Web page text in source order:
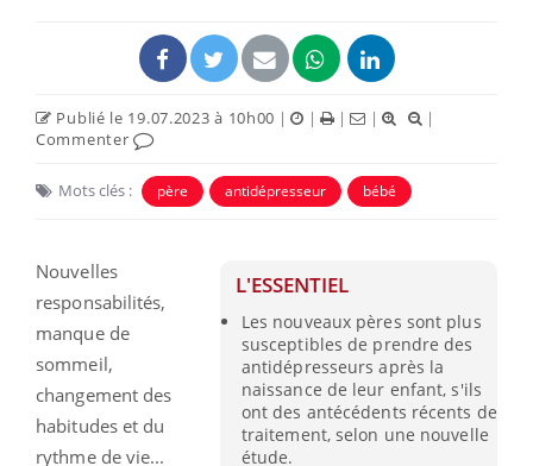
Publié le 19.07.2023 à 10h00 | | | |
|
Commenter
Mots clés : père antidépresseur bébé
L'ESSENTIEL
Les nouveaux pères sont plus
susceptibles de prendre des
antidépresseurs après la
naissance de leur enfant, s'ils
ont des antécédents récents de
traitement, selon une nouvelle
étude.
Nouvelles
responsabilités,
manque de
sommeil,
changement des
habitudes et du
rythme de vie...